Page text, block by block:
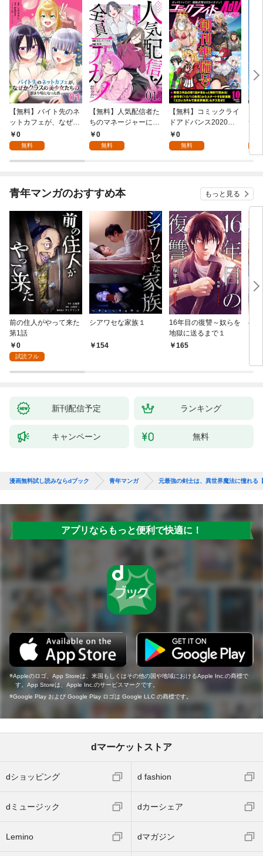
【無料】バイト先のネ
ットカフェが、なぜか
クラスの美少女たちの
溜まり場になった件。
0
無料
【無料】人気配信者た
ちのマネージャーにな
ったら、全員元カノだ
った 第1話【単話版】
0
無料
【無料】コミックライ
ドアドバンス2020年1
0月創刊準備号(vol.01)
0
無料
サ
青年マンガのおすすめ本 もっと見る
前の住人がやって来た
第1話
0
試読フル
シアワセな家族１
154
16年目の復讐～奴らを
地獄に送るまで１
165
ベ
新刊配信予定 ランキング
キャンペーン 無料
漫画無料試し読みならdブック 青年マンガ 元最強の剣士は、異世界魔法に憧れる
アプリならもっと便利で快適に！
Appleのロゴ、App Storeは、米国もしくはその他の国や地域におけるApple Inc.の商標で
す。App Storeは、Apple Inc.のサービスマークです。
Google Play および Google Play ロゴは Google LLC の商標です。
dマーケットストア
dショッピング d fashion
dミュージック dカーシェア
Lemino dマガジン